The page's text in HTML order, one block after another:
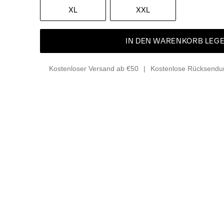
XL XXL
IN DEN WARENKORB
Kostenloser Versand ab €50 Kostenlose